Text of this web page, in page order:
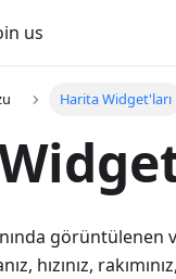
us
Harita Widget'ları
görüntülenen
hızınız,